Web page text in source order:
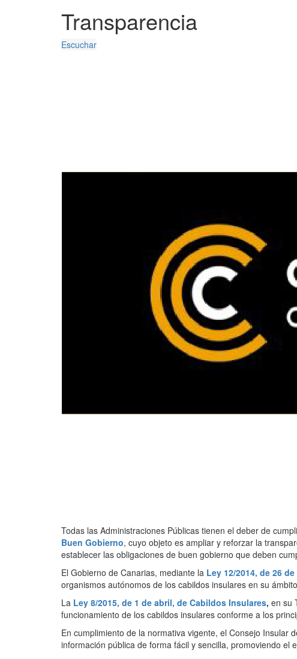
Transparencia
Escuchar
Todas las Administraciones Públicas tienen el deber de
Buen Gobierno, cuyo objeto es ampliar y reforzar la
establecer las obligaciones de buen gobierno que deben
El Gobierno de Canarias, mediante la Ley 12/2014, de 26
organismos autónomos de los cabildos insulares en su
La Ley 8/2015, de 1 de abril, de Cabildos Insulares, en su
funcionamiento de los cabildos insulares conforme a los
En cumplimiento de la normativa vigente, el Consejo
información pública de forma fácil y sencilla, promoviendo